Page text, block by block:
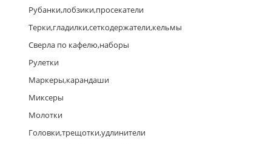
Рубанки,лобзики,просекатели
Терки,гладилки,сеткодержатели,кельмы
Сверла по кафелю,наборы
Рулетки
Маркеры,карандаши
Миксеры
Молотки
Головки,трещотки,удлинители